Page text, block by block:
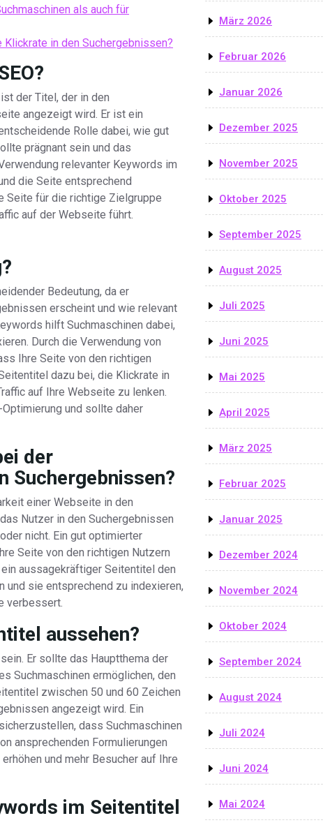
als auch für
in den Suchergebnissen?
der Titel, der in den
angezeigt wird. Er ist ein
Rolle dabei, wie gut
prägnant sein und das
relevanter Keywords im
die Seite entsprechend
Seite für die richtige Zielgruppe
auf der Webseite führt.
Bedeutung, da er
erscheint und wie relevant
hilft Suchmaschinen dabei,
Durch die Verwendung von
Ihre Seite von den richtigen
dazu bei, die Klickrate in
auf Ihre Webseite zu lenken.
und sollte daher
der
Suchergebnissen?
einer Webseite in den
Nutzer in den Suchergebnissen
nicht. Ein gut optimierter
Seite von den richtigen Nutzern
aussagekräftiger Seitentitel den
und sie entsprechend zu indexieren,
verbessert.
aussehen?
Er sollte das Hauptthema der
Suchmaschinen ermöglichen, den
zwischen 50 und 60 Zeichen
angezeigt wird. Ein
dass Suchmaschinen
ansprechenden Formulierungen
und mehr Besucher auf Ihre
im Seitentitel
März 2026
Februar 2026
Januar 2026
Dezember 2025
November 2025
Oktober 2025
September 2025
August 2025
Juli 2025
Juni 2025
Mai 2025
April 2025
März 2025
Februar 2025
Januar 2025
Dezember 2024
November 2024
Oktober 2024
September 2024
August 2024
Juli 2024
Juni 2024
Mai 2024